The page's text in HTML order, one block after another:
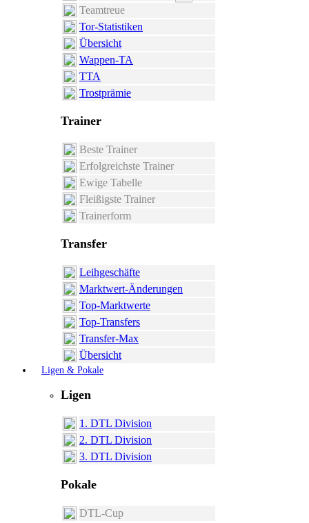
Teamtreue
Tor-Statistiken
Übersicht
Wappen-TA
TTA
Trostprämie
Trainer
Beste Trainer
Erfolgreichste Trainer
Ewige Tabelle
Fleißigste Trainer
Trainerform
Transfer
Leihgeschäfte
Marktwert-Änderungen
Top-Marktwerte
Top-Transfers
Transfer-Max
Übersicht
Ligen & Pokale
Ligen
1. DTL Division
2. DTL Division
3. DTL Division
Pokale
DTL-Cup